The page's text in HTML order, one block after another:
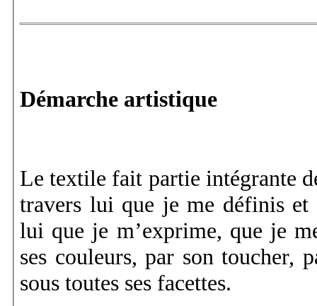
Démarche artistique
Le textile fait partie intégrante
travers lui que je me définis et
lui que je m’exprime, que je
ses couleurs, par son toucher,
sous toutes ses facettes.